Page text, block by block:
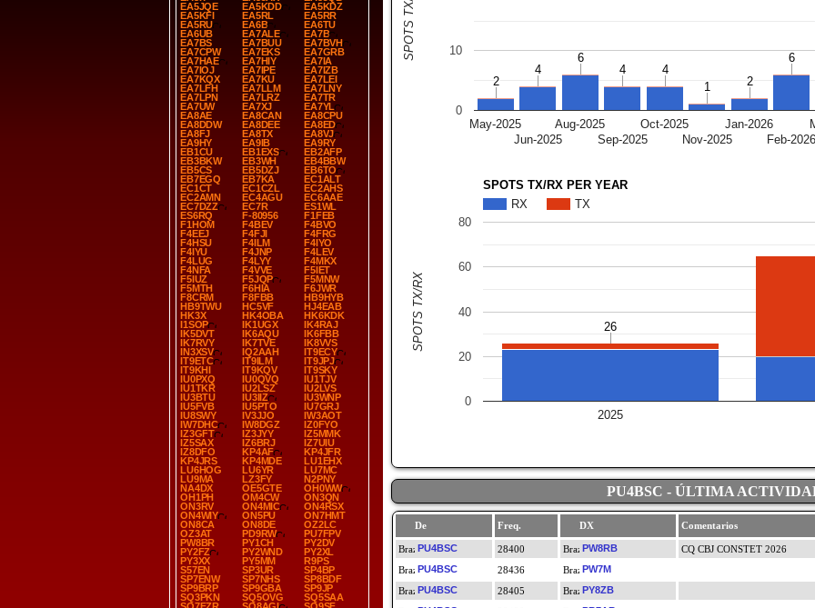
EA5JQE
EA5KDD
EA5KDZ
EA5KFI
EA5RL
EA5RR
EA5RU
EA6B
EA6TU
EA6UB
EA7ALE
EA7B
EA7BS
EA7BUU
EA7BVH
EA7CPW
EA7EKS
EA7GRB
EA7HAE
EA7HIY
EA7IA
EA7IOJ
EA7IPE
EA7IZB
EA7KQX
EA7KU
EA7LEI
EA7LFH
EA7LLM
EA7LNY
EA7LPN
EA7LRZ
EA7TR
EA7UW
EA7XJ
EA7YL
EA8AE
EA8CAN
EA8CPU
EA8DDW
EA8DEE
EA8ED
EA8FJ
EA8TX
EA8VJ
EA9HY
EA9IB
EA9RY
EB1CU
EB1EXS
EB2AFP
EB3BKW
EB3WH
EB4BBW
EB5CS
EB5DZJ
EB6TO
EB7EGQ
EB7KA
EC1ALT
EC1CT
EC1CZL
EC2AHS
EC2AMN
EC4AGU
EC6AAE
EC7DZZ
EC7R
ES1WL
ES6RQ
F-80956
F1FEB
F1HOM
F4BEV
F4BVO
F4EEJ
F4FJI
F4FRG
F4HSU
F4ILM
F4IYO
F4IYU
F4JNP
F4LEV
F4LUG
F4LYY
F4MKX
F4NFA
F4VVE
F5IET
F5IUZ
F5JQP
F5MNW
F5MTH
F6HIA
F6JWR
F8CRM
F8FBB
HB9HYB
HB9TWU
HC5VF
HJ4EAB
HK3X
HK4OBA
HK6KDK
I1SOP
IK1UGX
IK4RAJ
IK5DVT
IK6AQU
IK6FBB
IK7RVY
IK7TVE
IK8VVS
IN3XSV
IQ2AAH
IT9ECY
IT9ETC
IT9ILM
IT9JPJ
IT9KHI
IT9KQV
IT9SKY
IU0PXQ
IU0QVQ
IU1TJV
IU1TKR
IU2LSZ
IU2LVS
IU3BTU
IU3IIZ
IU3WNP
IU5FVB
IU5PTO
IU7GRJ
IU8SWY
IV3JJO
IW3AOT
IW7DHC
IW8DGZ
IZ0FYO
IZ3GFT
IZ3JYY
IZ5MMK
IZ5SAX
IZ6BRJ
IZ7UIU
IZ8DFO
KP4AF
KP4JFR
KP4JRS
KP4MDE
LU1EHX
LU6HOG
LU6YR
LU7MC
LU9MA
LZ3FY
N2PNY
NA4DX
OE5GTE
OH0WW
OH1PH
OM4CW
ON3QN
ON3RV
ON4MIC
ON4RSX
ON4WIY
ON5PU
ON7HMT
ON8CA
ON8DE
OZ2LC
OZ3AT
PD9RW
PU7FPV
PW8BR
PY1CH
PY2DV
PY2FZ
PY2WND
PY2XL
PY3XX
PY5MM
R9PS
S57EN
SP3UR
SP4BP
SP7ENW
SP7NHS
SP8BDF
SP9BRP
SP9GBA
SP9JP
SQ3PKN
SQ5OVG
SQ5SAA
May-2025
Jun-2025
Aug-2025
Sep-2025
Oct-2025
Nov-2025
Jan-2026
Feb-2026
0
10
2
2
4
4
6
6
4
4 4
4
1
1 2
2
6
6
SPOTS TX/RX
SPOTS TX/RX PER YEAR
RX
TX
2025
0
20
40
60
80
26
26
SPOTS TX/RX
PU4BSC - ÚLTIMA
De Freq. DX Comentarios
PU4BSC 28400 PW8RB CQ CBJ CONSTET 2026
PU4BSC
28436 PW7M
PU4BSC
28405 PY8ZB